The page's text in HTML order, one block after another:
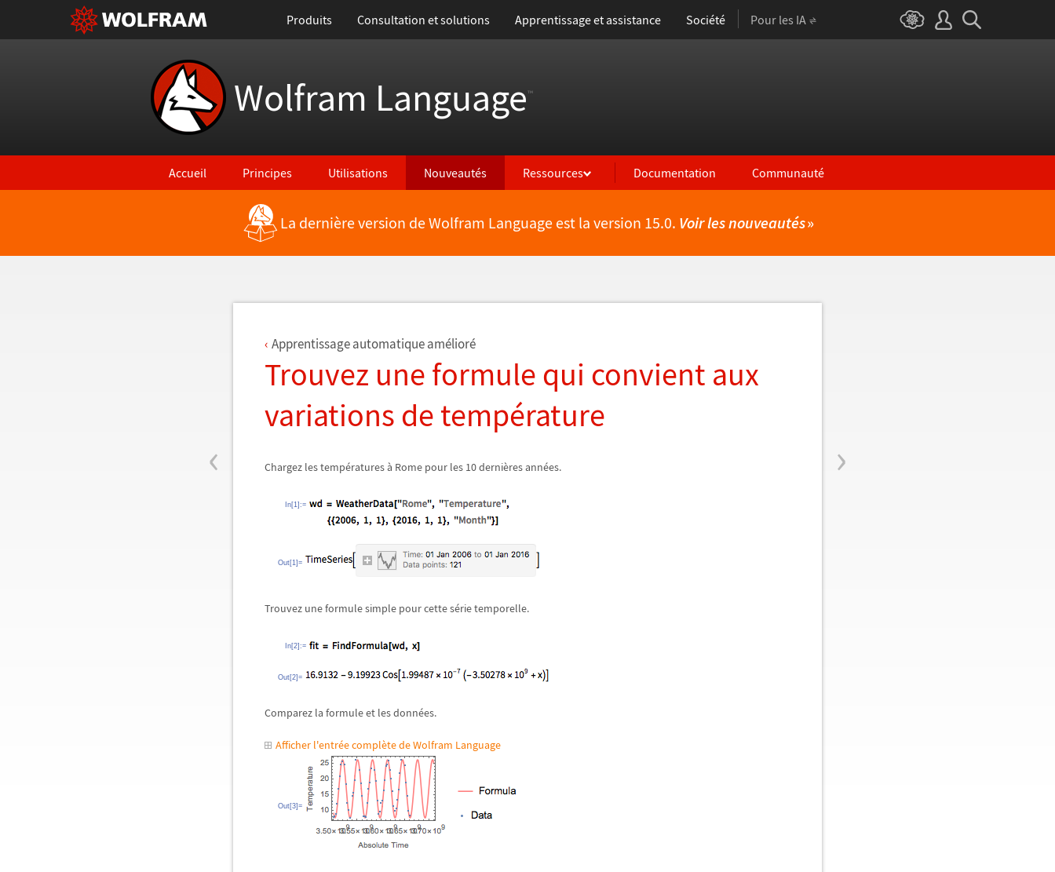
Produits Consultation et solutions Apprentissage et assistance Société Pour les IA
Wolfram Language™
Accueil Principes Utilisations Nouveautés Ressources Documentation Communauté
Retour vers les nouvelles fonctionnalitésLa dernière version de Wolfram Language est la version 15.0. Voir les nouveautés»
‹ ›
Apprentissage automatique amélioré
Trouvez une formule qui convient aux
variations de température
Chargez les températures à Rome pour les 10 dernières années.
In[1]:=
Out[1]=
Trouvez une formule simple pour cette série temporelle.
In[2]:=
Out[2]=
Comparez la formule et les données.
Afficher l'entrée complète de Wolfram Language
Out[3]=